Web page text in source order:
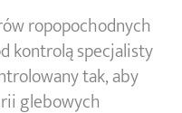
ropopochodnych
kontrolą specjalisty
tak, aby
glebowych